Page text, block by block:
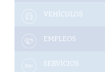
Espectáculos
Cartelera
Fotos
VEHÍCULOS
EMPLEOS
SERVICIOS